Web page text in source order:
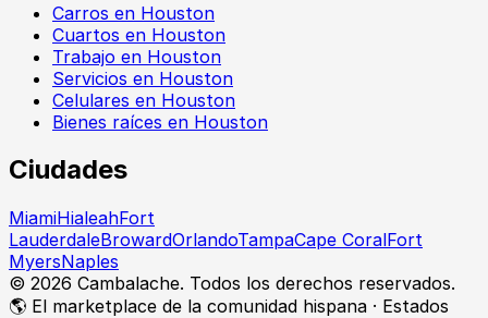
Carros en Houston
Cuartos en Houston
Trabajo en Houston
Servicios en Houston
Celulares en Houston
Bienes raíces en Houston
Ciudades
MiamiHialeahFort
LauderdaleBrowardOrlandoTampaCape CoralFort
MyersNaples
© 2026 Cambalache. Todos los derechos reservados.
🌎 El marketplace de la comunidad hispana · Estados